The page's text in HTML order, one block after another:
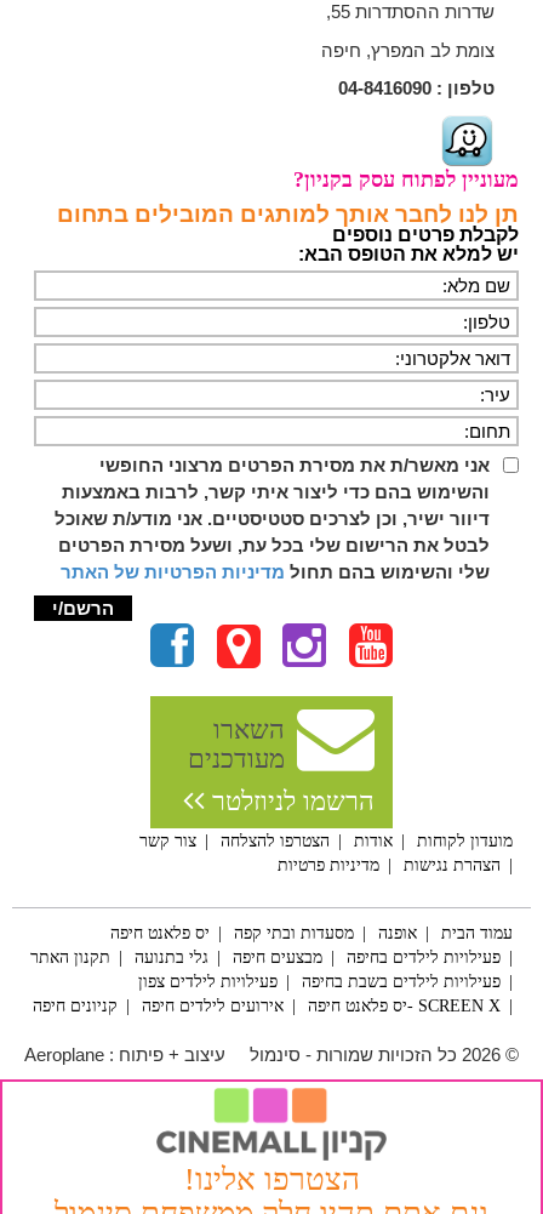
שדרות ההסתדרות 55,
צומת לב המפרץ, חיפה
טלפון : 04-8416090
מעוניין לפתוח עסק בקניון?
תן לנו לחבר אותך למותגים המובילים בתחום
לקבלת פרטים נוספים
יש למלא את הטופס הבא:
אני מאשר/ת את מסירת הפרטים מרצוני החופשי
והשימוש בהם כדי ליצור איתי קשר, לרבות באמצעות
דיוור ישיר, וכן לצרכים סטטיסטיים. אני מודע/ת שאוכל
לבטל את הרישום שלי בכל עת, ושעל מסירת הפרטים
שלי והשימוש בהם תחול מדיניות הפרטיות של האתר
השארו
מעודכנים
הרשמו לניוזלטר
מועדון לקוחות אודות הצטרפו להצלחה
צור קשר
הצהרת נגישות
מדיניות פרטיות
עמוד הבית אופנה מסעדות ובתי קפה
יס פלאנט חיפה
פעילויות לילדים בחיפה
מבצעים חיפה גלי בתנועה
תקנון האתר
פעילויות לילדים בשבת בחיפה
פעילויות לילדים צפון
SCREEN X -יס פלאנט חיפה
אירועים לילדים חיפה קניונים חיפה
© 2026 כל הזכויות שמורות - סינמול עיצוב + פיתוח : Aeroplane
הצטרפו אלינו!